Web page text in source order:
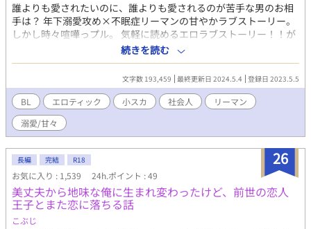
誰よりも愛されたいのに、誰よりも愛されるのが苦手な男のお相
手は？ 年下溺愛攻め×不眠症リーマンの甘やかラブストーリー。
しかし時々喧嘩っプル。 気軽に読めるエロラブストーリー！！が
目標。あまり難しいことは考えずにお読みください。 ※いつもの
まめ太郎作品よりエロが濃厚ですので、苦手な方はご注意くださ
い。もうずっとエロターンなので今作に関してはR-18表記をあえ
て入れていません。 更新は土曜と日曜と祝日の6時と18時を予定
しています。 予定は未定なところがありますが、よろしくお願い
します。
続きを読む
文字数 193,459 最終更新日 2024.5.4 登録日 2023.5.5
BL エロティック 小スカ 社会人
リーマン
溺愛/甘々
26
長編 完結 R18
お気に入り : 1,539 24h.ポイント : 49
美丈夫から地味な俺に生まれ変わったけど、前世の恋人
王子とまた恋に落ちる話
こぶじ